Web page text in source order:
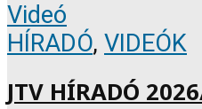
Videó
HÍRADÓ, VIDEÓK
JTV HÍRADÓ